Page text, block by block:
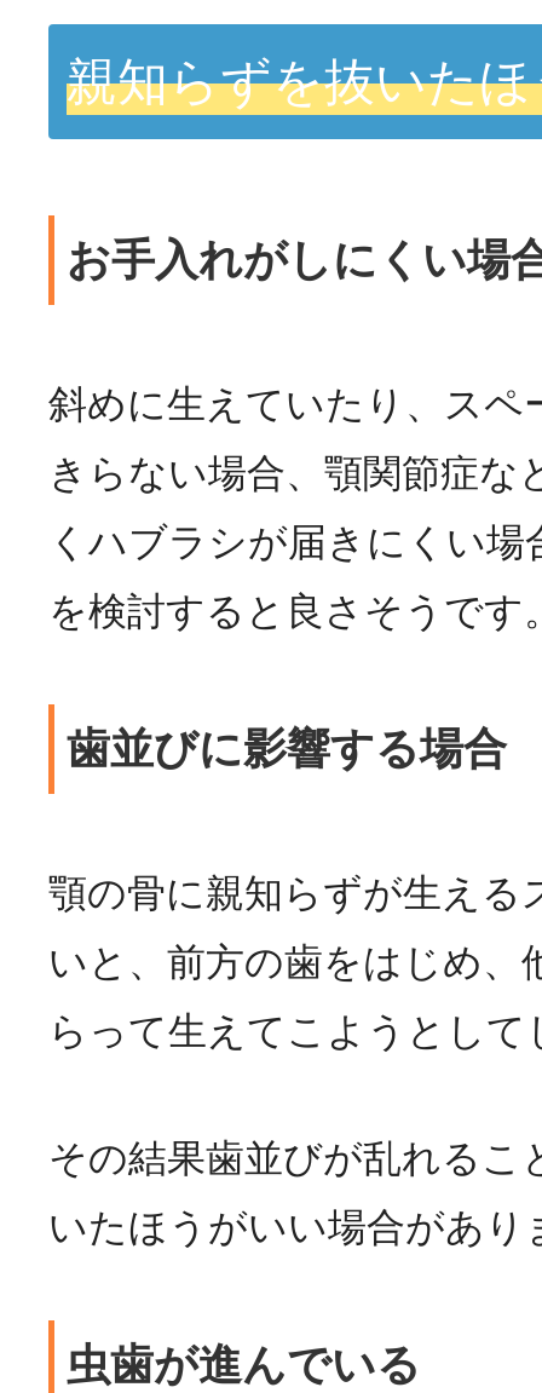
親知らずを抜いた
お手入れがしにくい場
斜めに生えていたり、スペ
きらない場合、顎関節症な
くハブラシが届きにくい
を検討すると良さそうです
歯並びに影響する場合
顎の骨に親知らずが生える
いと、前方の歯をはじめ、
らって生えてこようとして
その結果歯並びが乱れるこ
いたほうがいい場合があり
虫歯が進んでいる